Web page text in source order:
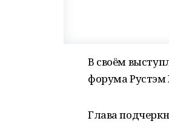
В своём
форума Рустэм
Глава